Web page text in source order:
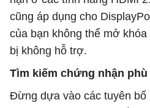
cũng áp dụng cho
của bạn không thể mở
bị không hỗ trợ.
Tìm kiếm chứng nhận
Đừng dựa vào các tuyên